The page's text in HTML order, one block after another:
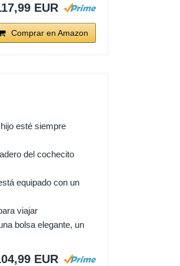
EUR
Comprar en Amazon
esté siempre
del cochecito
equipado con un
viajar
bolsa elegante, un
EUR